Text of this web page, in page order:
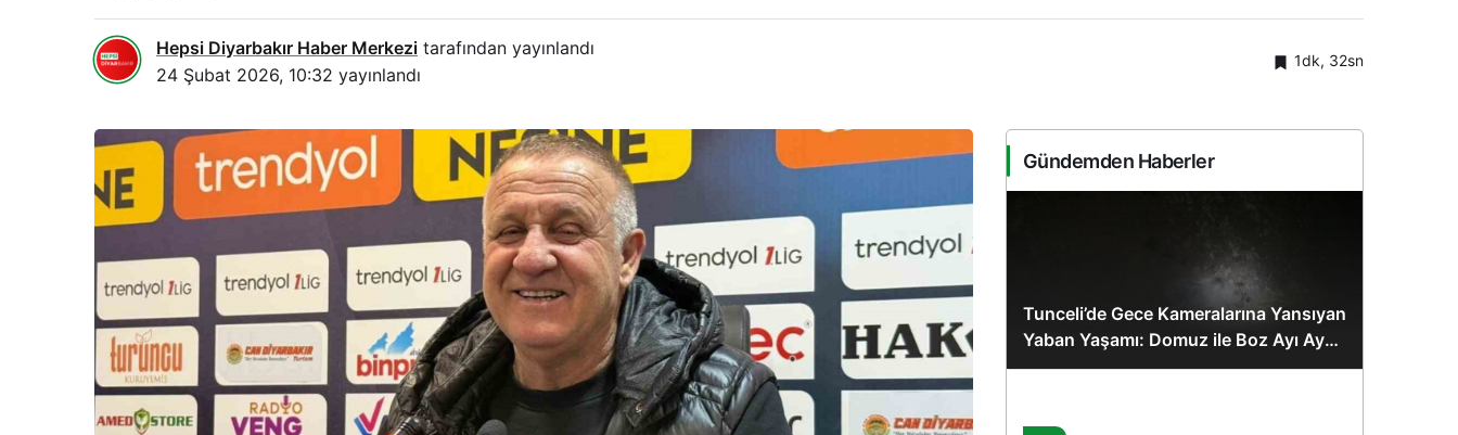
Hepsi Diyarbakır Haber Merkezi tarafından yayınlandı
24 Şubat 2026, 10:32 yayınlandı
1dk, 32sn
Gündemden Haberler
Tunceli’de Gece Kameralarına Yansıyan
Yaban Yaşamı: Domuz ile Boz Ayı Aynı
Karede